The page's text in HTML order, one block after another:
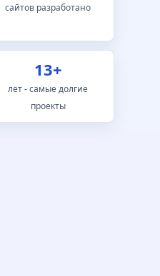
сайтов разработано
13+
лет - самые долгие
проекты